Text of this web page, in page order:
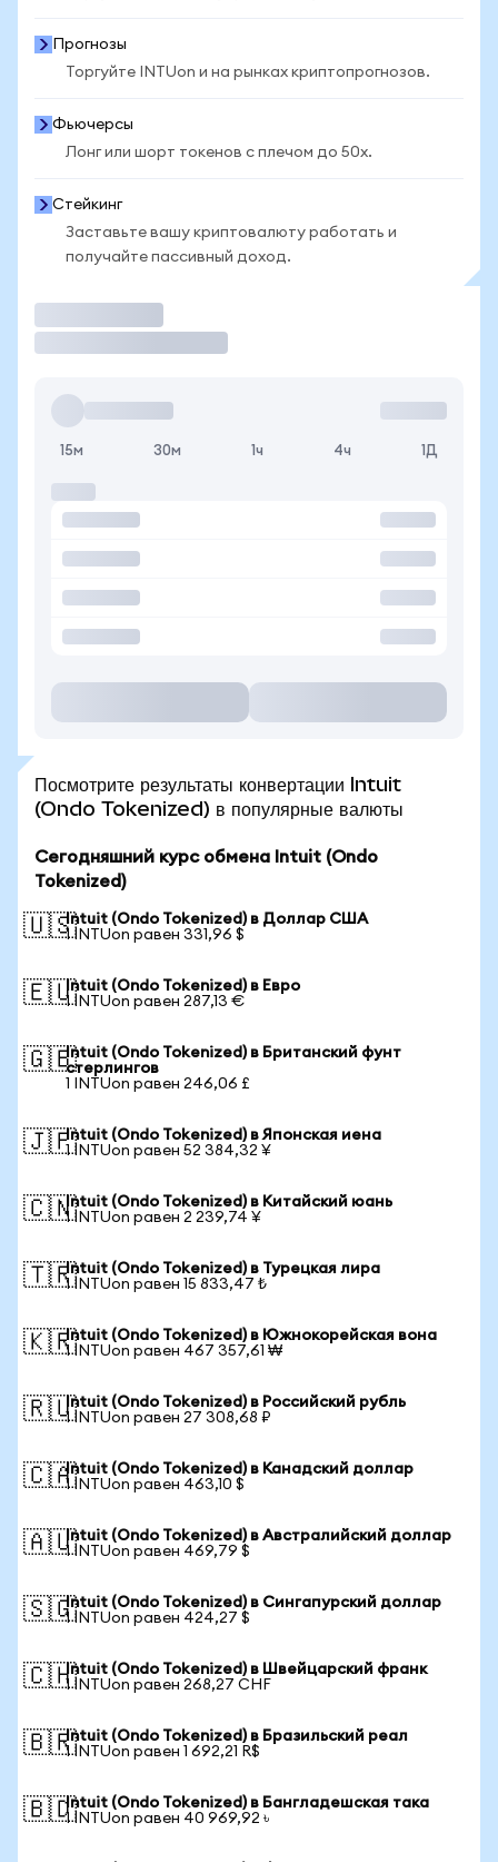
Прогнозы
Торгуйте INTUon и на рынках криптопрогнозов.
Фьючерсы
Лонг или шорт токенов с плечом до 50x.
Стейкинг
Заставьте вашу криптовалюту работать и
получайте пассивный доход.
15м 30м 1ч 4ч 1Д
Посмотрите результаты конвертации Intuit
(Ondo Tokenized) в популярные валюты
Сегодняшний курс обмена Intuit (Ondo
Tokenized)
🇺🇸Intuit (Ondo Tokenized) в Доллар США
1 INTUon равен 331,96 $
🇪🇺Intuit (Ondo Tokenized) в Евро
1 INTUon равен 287,13 €
🇬🇧Intuit (Ondo Tokenized) в Британский фунт
стерлингов
1 INTUon равен 246,06 £
🇯🇵Intuit (Ondo Tokenized) в Японская иена
1 INTUon равен 52 384,32 ¥
🇨🇳Intuit (Ondo Tokenized) в Китайский юань
1 INTUon равен 2 239,74 ¥
🇹🇷Intuit (Ondo Tokenized) в Турецкая лира
1 INTUon равен 15 833,47 ₺
🇰🇷Intuit (Ondo Tokenized) в Южнокорейская вона
1 INTUon равен 467 357,61 ₩
🇷🇺Intuit (Ondo Tokenized) в Российский рубль
1 INTUon равен 27 308,68 ₽
🇨🇦Intuit (Ondo Tokenized) в Канадский доллар
1 INTUon равен 463,10 $
🇦🇺Intuit (Ondo Tokenized) в Австралийский доллар
1 INTUon равен 469,79 $
🇸🇬Intuit (Ondo Tokenized) в Сингапурский доллар
1 INTUon равен 424,27 $
🇨🇭Intuit (Ondo Tokenized) в Швейцарский франк
1 INTUon равен 268,27 CHF
🇧🇷Intuit (Ondo Tokenized) в Бразильский реал
1 INTUon равен 1 692,21 R$
🇧🇩Intuit (Ondo Tokenized) в Бангладешская така
1 INTUon равен 40 969,92 ৳